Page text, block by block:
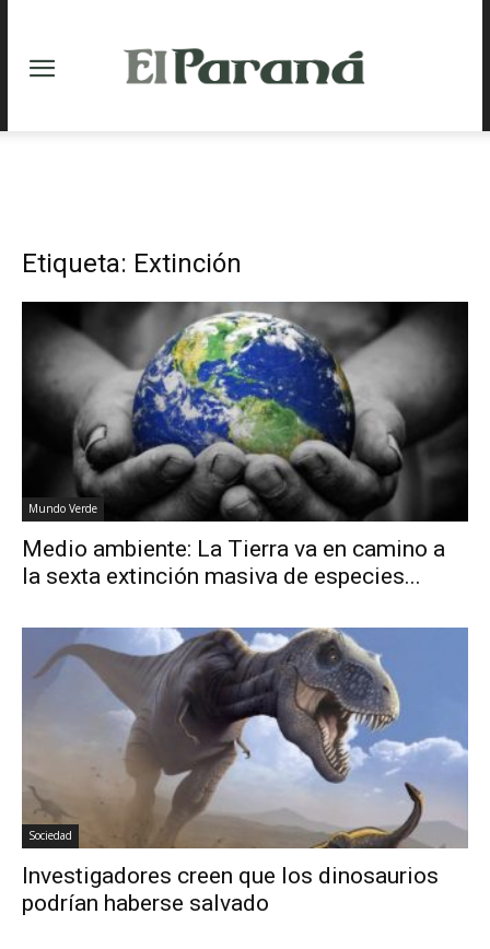
Etiqueta: Extinción
Mundo Verde
Medio ambiente: La Tierra va en camino a
la sexta extinción masiva de especies...
Sociedad
Investigadores creen que los dinosaurios
podrían haberse salvado